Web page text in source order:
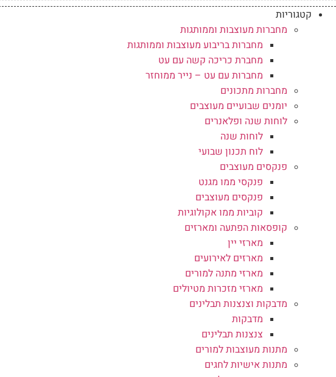
קטגוריות
מחברות מעוצבות וממותגות
מחברות בריבוע מעוצבות וממותגות
מחברת כריכה קשה עם עט
מחברות עם עט – נייר ממוחזר
מחברות מתכונים
יומנים שבועיים מעוצבים
לוחות שנה ופלאנרים
לוחות שנה
לוח תכנון שבועי
פנקסים מעוצבים
פנקסי ממו מגנט
פנקסים מעוצבים
קוביות ממו אקולוגיות
קופסאות הפתעה ומארזים
מארזי יין
מארזים לאירועים
מארזי מתנה למורים
מארזי מזכרות מטיולים
מדבקות וצנצנות תבלינים
מדבקות
צנצנות תבלינים
מתנות מעוצבות למורים
מתנות אישיות לחגים